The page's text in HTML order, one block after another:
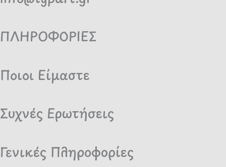
ΠΛΗΡΟΦΟΡΙΕΣ
Ποιοι Είμαστε
Συχνές Ερωτήσεις
Γενικές Πληροφορίες